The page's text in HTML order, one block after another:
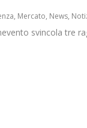
, Mercato, News,
svincola tre